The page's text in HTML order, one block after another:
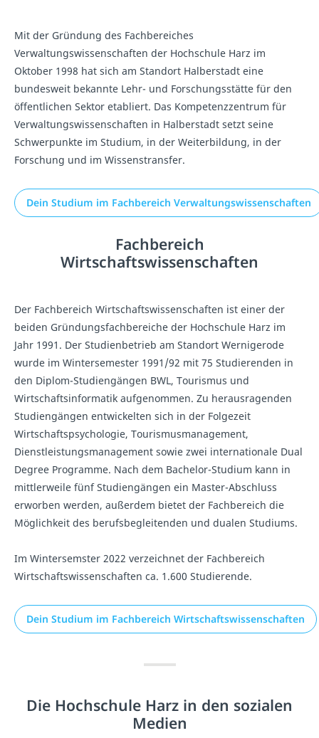
Mit der Gründung des Fachbereiches
Verwaltungswissenschaften der Hochschule Harz im
Oktober 1998 hat sich am Standort Halberstadt eine
bundesweit bekannte Lehr- und Forschungsstätte für den
öffentlichen Sektor etabliert. Das Kompetenzzentrum für
Verwaltungswissenschaften in Halberstadt setzt seine
Schwerpunkte im Studium, in der Weiterbildung, in der
Forschung und im Wissenstransfer.
Dein Studium im Fachbereich Verwaltungswissenschaften
Fachbereich
Wirtschaftswissenschaften
Der Fachbereich Wirtschaftswissenschaften ist einer der
beiden Gründungsfachbereiche der Hochschule Harz im
Jahr 1991. Der Studienbetrieb am Standort Wernigerode
wurde im Wintersemester 1991/92 mit 75 Studierenden in
den Diplom-Studiengängen BWL, Tourismus und
Wirtschaftsinformatik aufgenommen. Zu herausragenden
Studiengängen entwickelten sich in der Folgezeit
Wirtschaftspsychologie, Tourismusmanagement,
Dienstleistungsmanagement sowie zwei internationale Dual
Degree Programme. Nach dem Bachelor-Studium kann in
mittlerweile fünf Studiengängen ein Master-Abschluss
erworben werden, außerdem bietet der Fachbereich die
Möglichkeit des berufsbegleitenden und dualen Studiums.
Im Wintersemster 2022 verzeichnet der Fachbereich
Wirtschaftswissenschaften ca. 1.600 Studierende.
Dein Studium im Fachbereich Wirtschaftswissenschaften
Die Hochschule Harz in den sozialen
Medien